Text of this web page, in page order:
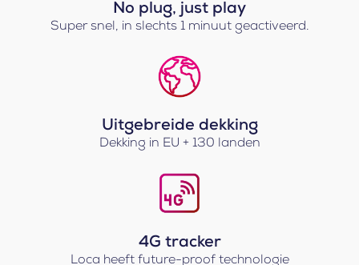
No plug, just play
Super snel, in slechts 1 minuut geactiveerd.
Uitgebreide dekking
Dekking in EU + 130 landen
4G tracker
Loca heeft future-proof technologie